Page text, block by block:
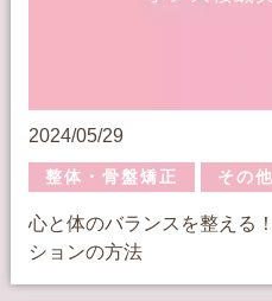
2024/05/29
整体・骨盤矯正 その他
心と体のバランスを整える
ションの方法